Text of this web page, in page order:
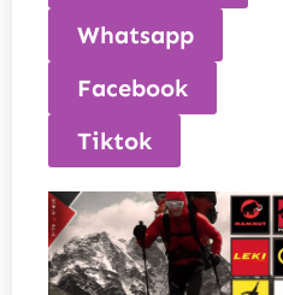
Whatsapp
Facebook
Tiktok